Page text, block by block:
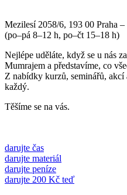
Mezilesí 2058/6, 193 00 Praha
(po–pá 8–12 h, po–čt 15–18 h)
Nejlépe uděláte, když se u nás
Mumrajem a představíme, co
Z nabídky kurzů, seminářů, akcí
každý.
Těšíme se na vás.
darujte čas
darujte materiál
darujte peníze
darujte 200 Kč teď